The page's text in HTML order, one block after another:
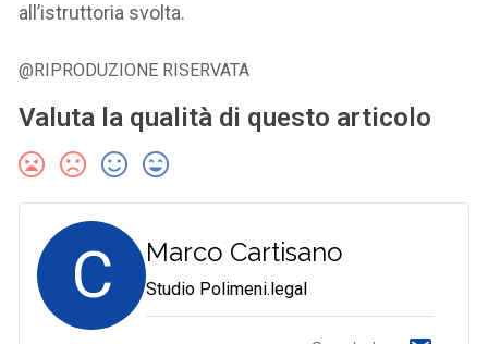
all’istruttoria svolta.
@RIPRODUZIONE RISERVATA
Valuta la qualità di questo articolo
C Marco Cartisano
Studio Polimeni.legal